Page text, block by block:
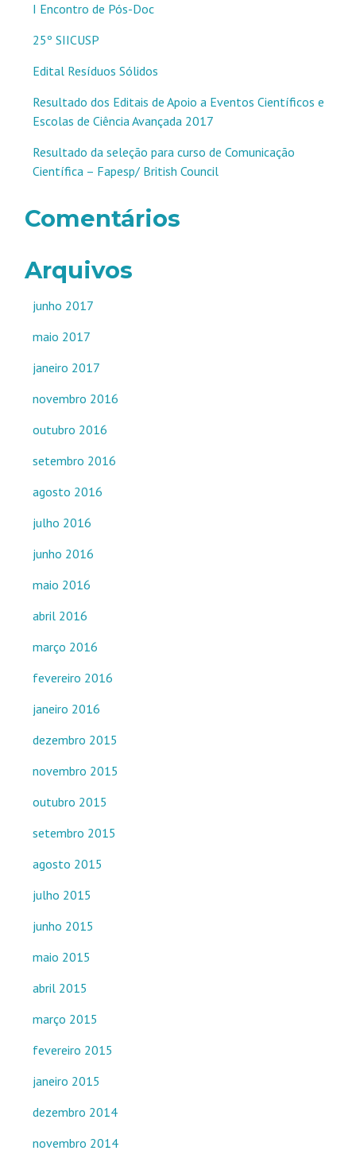
I Encontro de Pós-Doc
25º SIICUSP
Edital Resíduos Sólidos
Resultado dos Editais de Apoio a Eventos Científicos e
Escolas de Ciência Avançada 2017
Resultado da seleção para curso de Comunicação
Científica – Fapesp/ British Council
Comentários
Arquivos
junho 2017
maio 2017
janeiro 2017
novembro 2016
outubro 2016
setembro 2016
agosto 2016
julho 2016
junho 2016
maio 2016
abril 2016
março 2016
fevereiro 2016
janeiro 2016
dezembro 2015
novembro 2015
outubro 2015
setembro 2015
agosto 2015
julho 2015
junho 2015
maio 2015
abril 2015
março 2015
fevereiro 2015
janeiro 2015
dezembro 2014
novembro 2014